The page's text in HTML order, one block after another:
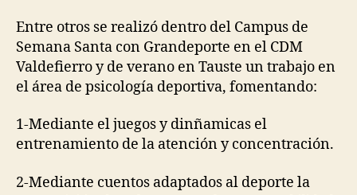
Entre otros se realizó dentro del Campus de
Semana Santa con Grandeporte en el CDM
Valdefierro y de verano en Tauste un trabajo en
el área de psicología deportiva, fomentando:
1-Mediante el juegos y dinñamicas el
entrenamiento de la atención y concentración.
2-Mediante cuentos adaptados al deporte la